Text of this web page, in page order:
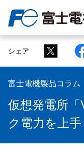
シェア
富士電機製品コラム
仮想発電所
ク電力を上